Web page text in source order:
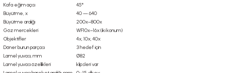
Kafa eğim açısı
45°
Büyütme, x
40 — 640
Büyütme aralığı
200x–800x
Göz mercekleri
WF10x–16x (iki konum)
Objektifler
4x, 10x, 40x
Döner burun parçası
3 hedef için
Lamel yuvası, mm
Ø82
Lamel yuvası özellikleri
klipsleri var